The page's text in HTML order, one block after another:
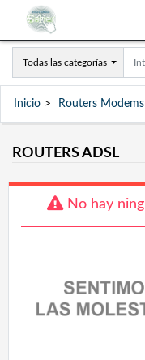
Todas las categorías
Inicio Routers Modems
ROUTERS ADSL
No hay